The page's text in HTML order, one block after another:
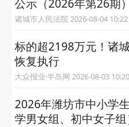
公示（2026年第26期）
诸城市人民法院 2026-08-04 10:22
标的超2198万元！诸
恢复执行
大众报业·半岛网 2026-08-03 10:20
2026年潍坊市中小学
学男女组、初中女子